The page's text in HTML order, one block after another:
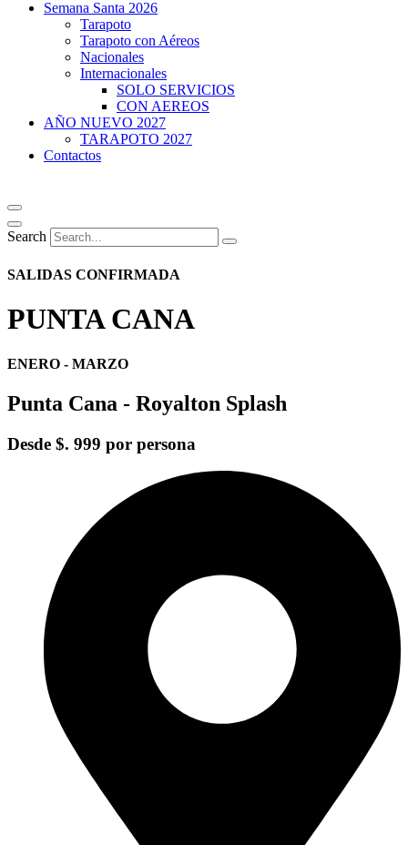
Semana Santa 2026
Tarapoto
Tarapoto con Aéreos
Nacionales
Internacionales
SOLO SERVICIOS
CON AEREOS
AÑO NUEVO 2027
TARAPOTO 2027
Contactos
Search
SALIDAS CONFIRMADA
PUNTA CANA
ENERO - MARZO
Punta Cana - Royalton Splash
Desde $. 999 por persona